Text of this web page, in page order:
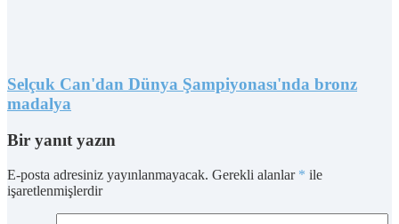
Selçuk Can'dan Dünya Şampiyonası'nda bronz
madalya
Bir yanıt yazın
E-posta adresiniz yayınlanmayacak. Gerekli alanlar * ile
işaretlenmişlerdir